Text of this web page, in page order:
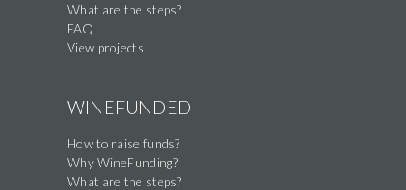
What are the steps?
FAQ
View projects
WINEFUNDED
How to raise funds?
Why WineFunding?
What are the steps?